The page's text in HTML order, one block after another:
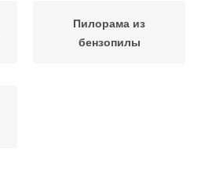
Пилорама из
бензопилы